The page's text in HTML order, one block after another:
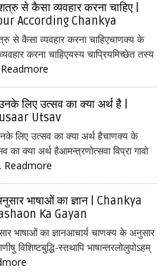
से कैसा व्यवहार करना चाहिए |
According Chankya
से कैसा व्यवहार करना चाहिएचाणक्य के
करना चाहिएयस्य चाप्रियमिच्छेत तस्य
Readmore
लिए उत्सव का क्या अर्थ है |
Utsav
लिए उत्सव का क्या अर्थ हैचाणक्य के
क्या अर्थ हैआमन्त्रणोत्सवा विप्रा गावो
Readmore
भाषाओं का ज्ञान | Chankya
Ka Gayan
भाषाओं का ज्ञानआचार्य चाणक्य के अनुसार
विशिष्टबुद्धि-स्तथापि भाषान्तरलोलुपोऽहम्